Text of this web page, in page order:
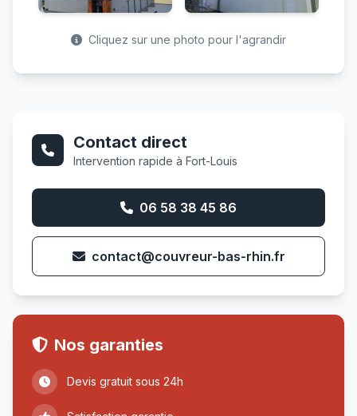
Cliquez sur une photo pour l'agrandir
Contact direct
Intervention rapide à Fort-Louis
06 58 38 45 86
contact@couvreur-bas-rhin.fr
Nos garanties
Devis gratuit sous 24h